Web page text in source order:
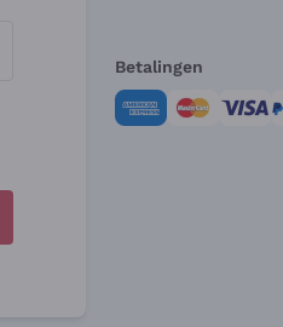
Betalingen